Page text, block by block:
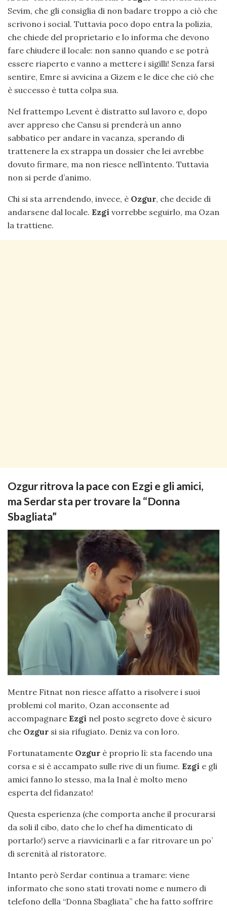
Sevim, che gli consiglia di non badare troppo a ciò che
scrivono i social. Tuttavia poco dopo entra la polizia,
che chiede del proprietario e lo informa che devono
fare chiudere il locale: non sanno quando e se potrà
essere riaperto e vanno a mettere i sigilli! Senza farsi
sentire, Emre si avvicina a Gizem e le dice che ciò che
è successo è tutta colpa sua.
Nel frattempo Levent è distratto sul lavoro e, dopo
aver appreso che Cansu si prenderà un anno
sabbatico per andare in vacanza, sperando di
trattenere la ex strappa un dossier che lei avrebbe
dovuto firmare, ma non riesce nell’intento. Tuttavia
non si perde d’animo.
Chi si sta arrendendo, invece, è Ozgur, che decide di
andarsene dal locale. Ezgi vorrebbe seguirlo, ma Ozan
la trattiene.
Ozgur ritrova la pace con Ezgi e gli amici,
ma Serdar sta per trovare la “Donna
Sbagliata”
Mentre Fitnat non riesce affatto a risolvere i suoi
problemi col marito, Ozan acconsente ad
accompagnare Ezgi nel posto segreto dove è sicuro
che Ozgur si sia rifugiato. Deniz va con loro.
Fortunatamente Ozgur è proprio lì: sta facendo una
corsa e si è accampato sulle rive di un fiume. Ezgi e gli
amici fanno lo stesso, ma la Inal è molto meno
esperta del fidanzato!
Questa esperienza (che comporta anche il procurarsi
da soli il cibo, dato che lo chef ha dimenticato di
portarlo!) serve a riavvicinarli e a far ritrovare un po’
di serenità al ristoratore.
Intanto però Serdar continua a tramare: viene
informato che sono stati trovati nome e numero di
telefono della “Donna Sbagliata” che ha fatto soffrire